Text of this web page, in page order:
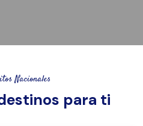
Nacionales
para ti